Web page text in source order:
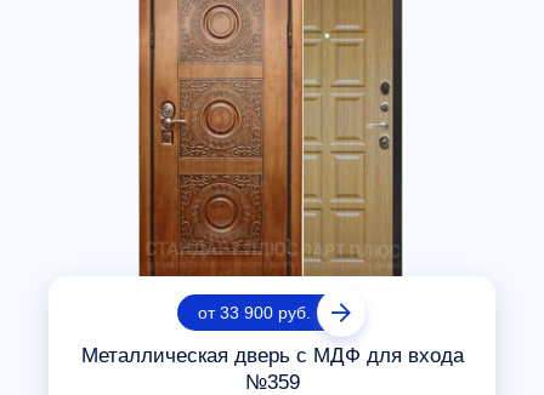
от 33 900 руб.
Металлическая дверь с МДФ для входа
№359